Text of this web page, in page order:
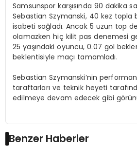
Samsunspor karşısında 90 dakika
Sebastian Szymanski, 40 kez topla
isabeti sağladı. Ancak 5 uzun top
olamazken hiç kilit pas denemesi
25 yaşındaki oyuncu, 0.07 gol
beklentisiyle maçı tamamladı.
Sebastian Szymanski’nin
taraftarları ve teknik heyeti
edilmeye devam edecek gibi
Benzer Haberler